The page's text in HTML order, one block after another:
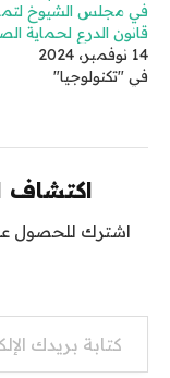
في مجلس الشيوخ
قانون الدرع لحماية
14 نوفمبر، 2024
في "تكنولوجيا"
اكتشاف
اشترك للحصول
كتابة بريدك الإلكتروني...